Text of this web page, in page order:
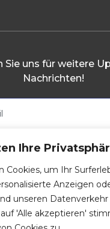
Ihre
Cookies, um Ihr
Anzeigen
unseren Datenverkehr
'Alle akzeptieren'
Sie uns für weitere
Nachrichten!
Datenschutz